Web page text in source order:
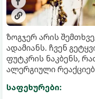
ზოგჯერ არის
ადამიანს. ჩვენ
ფუტკრის ნაკბენს,
ალერგიული
საფეხურები: